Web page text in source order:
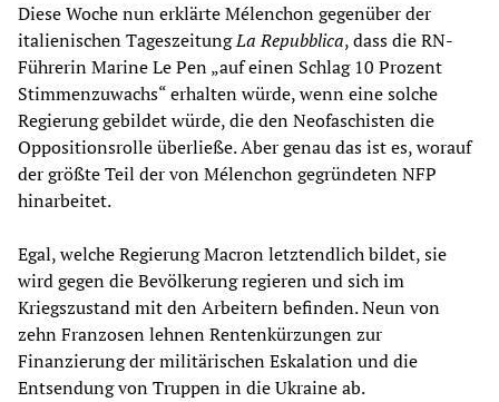
Diese Woche nun erklärte Mélenchon gegenüber der
italienischen TageszeitungLa Repubblica, dass die RN-
Führerin Marine Le Pen „auf einen Schlag 10 Prozent
Stimmenzuwachs“ erhalten würde, wenn eine solche
Regierung gebildet würde, die den Neofaschisten die
Oppositionsrolle überließe. Aber genau das ist es, worauf
der größte Teil der von Mélenchon gegründeten NFP
hinarbeitet.
Egal, welche Regierung Macron letztendlich bildet, sie
wird gegen die Bevölkerung regieren und sich im
Kriegszustand mit den Arbeitern befinden. Neun von
zehn Franzosen lehnen Rentenkürzungen zur
Finanzierung der militärischen Eskalation und die
Entsendung von Truppen in die Ukraine ab.